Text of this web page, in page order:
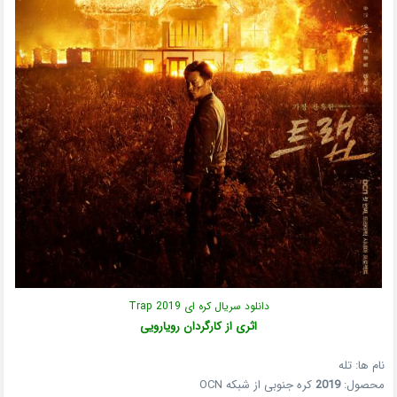
دانلود سریال کره ای Trap 2019
اثری از کارگردان رویارویی
نام ها: تله
محصول:2019کره جنوبی از شبکه OCN